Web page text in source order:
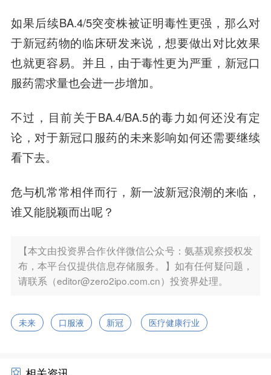
如果后续BA.4/5突变株被证明毒性更强，那么对
于新冠药物的临床研发来说，想要做出对比效果
也就更容易。并且，由于毒性更为严重，新冠口
服药需求量也会进一步增加。
不过，目前关于BA.4/BA.5的毒力如何还没有定
论，对于新冠口服药的未来影响如何还需要继续
看下去。
危与机常常相伴而行，新一波新冠浪潮的来临，
谁又能脱颖而出呢？
【本文由投资界合作伙伴微信公众号：氨基观察授权发
布，本平台仅提供信息存储服务。】如有任何疑问题，
请联系（editor@zero2ipo.com.cn）投资界处理。
未来 口服液 新冠 医疗健康行业